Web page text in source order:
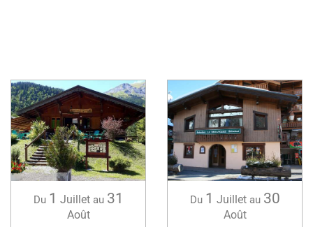
Du 1 Juillet au 31
Août
Du 1 Juillet au 30
Août